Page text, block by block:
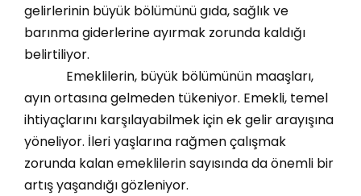
gelirlerinin büyük bölümünü gıda, sağlık ve
barınma giderlerine ayırmak zorunda kaldığı
belirtiliyor.
Emeklilerin, büyük bölümünün maaşları,
ayın ortasına gelmeden tükeniyor. Emekli, temel
ihtiyaçlarını karşılayabilmek için ek gelir arayışına
yöneliyor. İleri yaşlarına rağmen çalışmak
zorunda kalan emeklilerin sayısında da önemli bir
artış yaşandığı gözleniyor.